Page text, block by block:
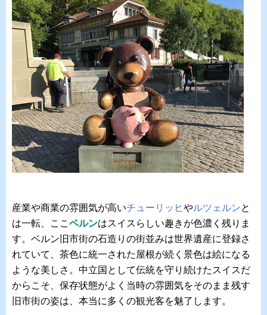
産業や商業の雰囲気が高いチューリッヒやルツェルンと
は一転、ここ ベルンはスイスらしい趣きが色濃く残りま
す。ベルン旧市街の石造りの街並みは世界遺産に登録さ
れていて、茶色に統一された屋根が続く景色は絵になる
ような美しさ。中立国として伝統を守り続けたスイスだ
からこそ、保存状態がよく当時の雰囲気をそのまま残す
旧市街の姿は、本当に多くの観光客を魅了します。